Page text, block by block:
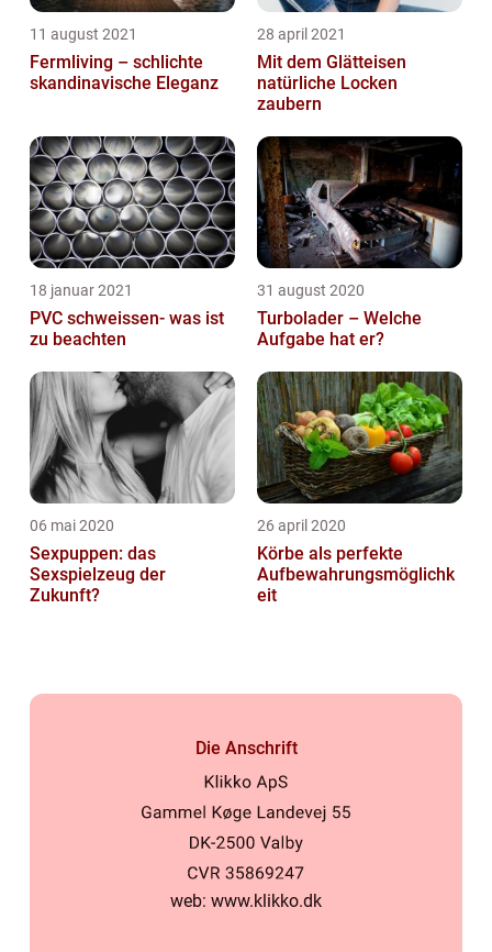
11 august 2021
Fermliving – schlichte
skandinavische Eleganz
28 april 2021
Mit dem Glätteisen
natürliche Locken
zaubern
18 januar 2021
PVC schweissen- was ist
zu beachten
31 august 2020
Turbolader – Welche
Aufgabe hat er?
06 mai 2020
Sexpuppen: das
Sexspielzeug der
Zukunft?
26 april 2020
Körbe als perfekte
Aufbewahrungsmöglichk
eit
Die Anschrift
web: www.klikko.dk